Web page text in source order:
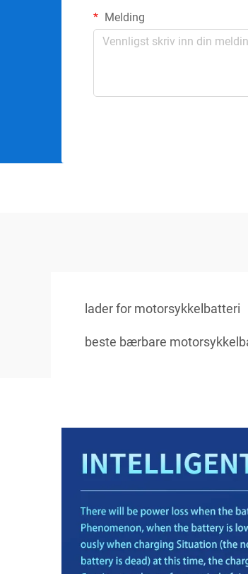
Melding
lader for motorsykkelbatteri
beste bærbare